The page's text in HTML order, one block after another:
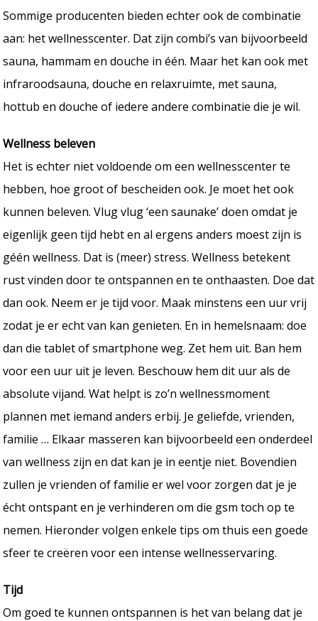
Sommige producenten bieden echter ook de combinatie
aan: het wellnesscenter. Dat zijn combi’s van bijvoorbeeld
sauna, hammam en douche in één. Maar het kan ook met
infraroodsauna, douche en relaxruimte, met sauna,
hottub en douche of iedere andere combinatie die je wil.
Wellness beleven
Het is echter niet voldoende om een wellnesscenter te
hebben, hoe groot of bescheiden ook. Je moet het ook
kunnen beleven. Vlug vlug ‘een saunake’ doen omdat je
eigenlijk geen tijd hebt en al ergens anders moest zijn is
géén wellness. Dat is (meer) stress. Wellness betekent
rust vinden door te ontspannen en te onthaasten. Doe dat
dan ook. Neem er je tijd voor. Maak minstens een uur vrij
zodat je er echt van kan genieten. En in hemelsnaam: doe
dan die tablet of smartphone weg. Zet hem uit. Ban hem
voor een uur uit je leven. Beschouw hem dit uur als de
absolute vijand. Wat helpt is zo’n wellnessmoment
plannen met iemand anders erbij. Je geliefde, vrienden,
familie … Elkaar masseren kan bijvoorbeeld een onderdeel
van wellness zijn en dat kan je in eentje niet. Bovendien
zullen je vrienden of familie er wel voor zorgen dat je je
écht ontspant en je verhinderen om die gsm toch op te
nemen. Hieronder volgen enkele tips om thuis een goede
sfeer te creëren voor een intense wellnesservaring.
Tijd
Om goed te kunnen ontspannen is het van belang dat je